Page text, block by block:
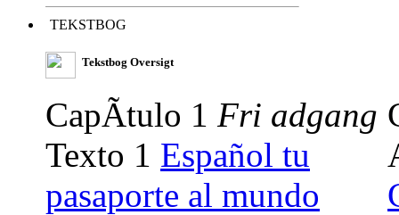
TEKSTBOG
Tekstbog Oversigt
CapÃ­tulo 1 Fri adgang
Texto 1 Español tu
pasaporte al mundo